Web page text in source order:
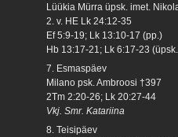
Lüükia Mürra üpsk. imet.
2. v. HE Lk 24:12-35
Ef 5:9-19; Lk 13:10-17 (pp.)
Hb 13:17-21; Lk 6:17-23
7. Esmaspäev
Milano psk. Ambroosi †397
2Tm 2:20-26; Lk 20:27-44
Vkj. Smr. Katariina
8. Teisipäev